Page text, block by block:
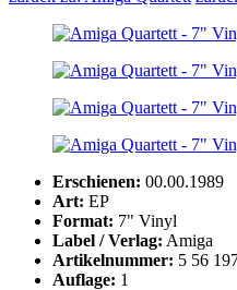
Erschienen: 00.00.1989
Art: EP
Format: 7" Vinyl
Label / Verlag: Amiga
Artikelnummer: 5 56
Auflage: 1